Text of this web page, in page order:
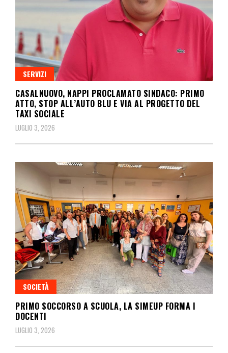
SERVIZI
CASALNUOVO, NAPPI PROCLAMATO SINDACO: PRIMO
ATTO, STOP ALL’AUTO BLU E VIA AL PROGETTO DEL
TAXI SOCIALE
LUGLIO 3, 2026
SOCIETÀ
PRIMO SOCCORSO A SCUOLA, LA SIMEUP FORMA I
DOCENTI
LUGLIO 3, 2026